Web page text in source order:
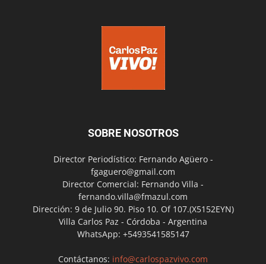
SOBRE NOSOTROS
Director Periodístico: Fernando Agüero -
fgaguero@gmail.com
Director Comercial: Fernando Villa -
fernando.villa@fmazul.com
Dirección: 9 de Julio 90. Piso 10. Of 107.(X5152EYN)
Villa Carlos Paz - Córdoba - Argentina
WhatsApp: +5493541585147
Contáctanos: info@carlospazvivo.com